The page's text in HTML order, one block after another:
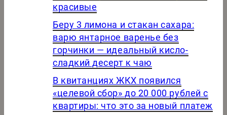
красивые
Беру 3 лимона и стакан сахара:
варю янтарное варенье без
горчинки — идеальный кисло-
сладкий десерт к чаю
В квитанциях ЖКХ появился
«целевой сбор» до 20 000 рублей с
квартиры: что это за новый платеж